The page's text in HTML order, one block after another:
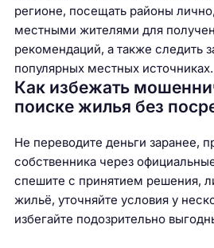
регионе, посещать районы
местными жителями для
рекомендаций, а также следить
популярных местных источниках.
Как избежать
поиске жилья без
Не переводите деньги заранее,
собственника через
спешите с принятием решения,
жильё, уточняйте условия у
избегайте подозрительно